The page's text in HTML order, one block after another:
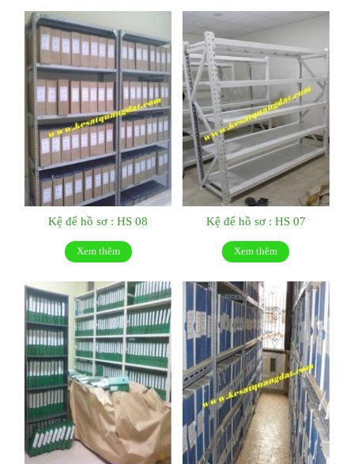
Kệ để hồ sơ : HS 08
Xem thêm
Kệ để hồ sơ : HS 07
Xem thêm